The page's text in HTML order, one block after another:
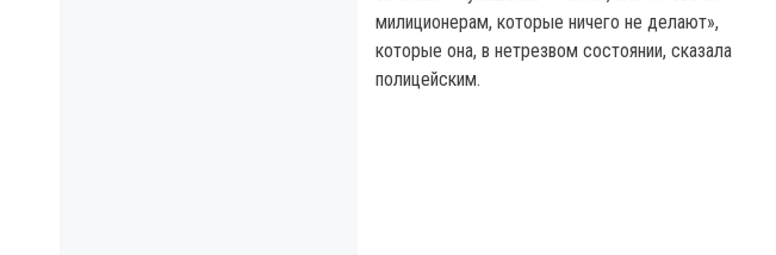
милиционерам, которые ничего не делают»,
которые она, в нетрезвом состоянии, сказала
полицейским.